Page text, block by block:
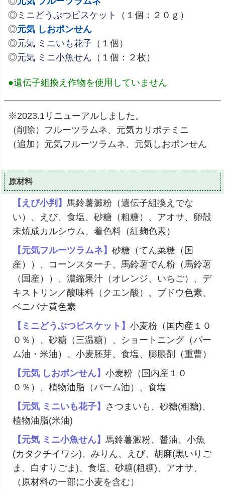
◎ ミニどうぶつビスケット
（１個：２０ｇ）
◎元気 しおポンせん
◎元気 ミニいも花子 （１個）
◎元気 ミニ小魚せん （１個：２枚）
●遺伝子組換え作物を使用していません
※2023.1リニューアルしました。
（削除）フルーツラムネ、元気カリポテミニ
（追加）元気フルーツラムネ、元気しおポンせん
原材料
【えび小判】 馬鈴薯澱粉（遺伝子組換えでな
い）、えび、食塩、砂糖（粗糖）、アオサ、卵殻
未焼成カルシウム、着色料（紅麹色素）
【元気フルーツラムネ】 砂糖（てん菜糖（国
産））、コーンスターチ、馬鈴薯でん粉（馬鈴薯
（国産））、濃縮果汁（オレンジ、いちご）、デ
キストリン／酸味料（クエン酸）、ブドウ色素、
ベニバナ黄色素
【ミニどうぶつビスケット】 小麦粉（国内産１０
０％）、砂糖（三温糖）、ショートニング（パー
ム油・米油）、小麦胚芽、食塩、膨脹剤（重曹）
【元気 しおポンせん】 小麦粉（国内産１０
０％）、植物油脂（パーム油）、食塩
【元気 ミニいも花子】 さつまいも、砂糖(粗糖)、
植物油脂(米油)
【元気 ミニ小魚せん】 馬鈴薯澱粉、醤油、小魚
(カタクチイワシ)、みりん、えび、胡麻(黒いりご
ま、白すりごま)、食塩、砂糖(粗糖)、アオサ、
（原材料の一部に小麦を含む）